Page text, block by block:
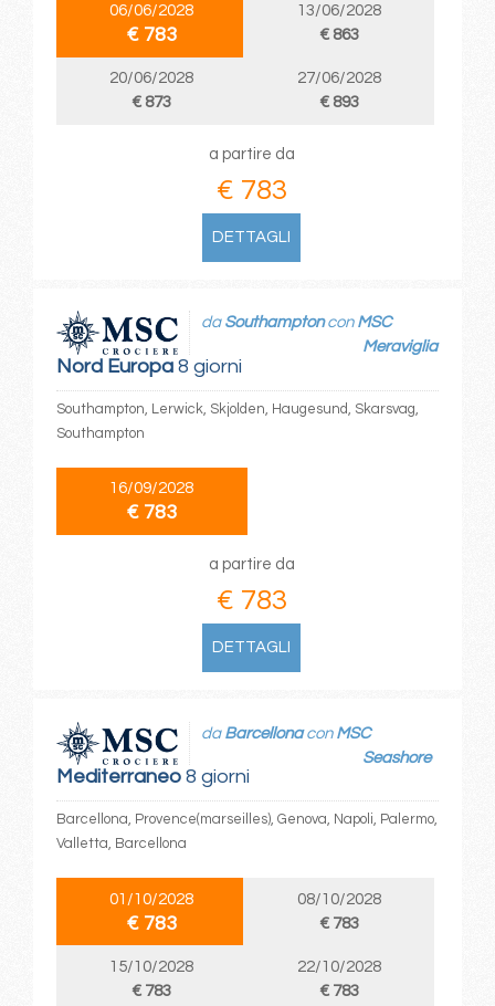
06/06/2028
€ 783
13/06/2028
€ 863
20/06/2028
€ 873
27/06/2028
€ 893
a partire da
€ 783
DETTAGLI
Nord Europa8 giorni
da Southamptoncon MSC
Meraviglia
Southampton, Lerwick, Skjolden, Haugesund, Skarsvag,
Southampton
16/09/2028
€ 783
a partire da
€ 783
DETTAGLI
Mediterraneo8 giorni
da Barcellonacon MSC
Seashore
Barcellona, Provence(marseilles), Genova, Napoli, Palermo,
Valletta, Barcellona
01/10/2028
€ 783
08/10/2028
€ 783
15/10/2028
€ 783
22/10/2028
€ 783